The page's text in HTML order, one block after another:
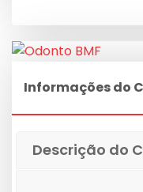
Informações do
Descrição do